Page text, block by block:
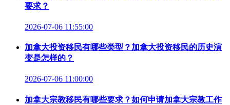
要求？
2026-07-06 11:55:00
加拿大投资移民有哪些类型？加拿大投资移民的历史演
变是怎样的？
2026-07-06 11:00:00
加拿大宗教移民有哪些要求？如何申请加拿大宗教工作